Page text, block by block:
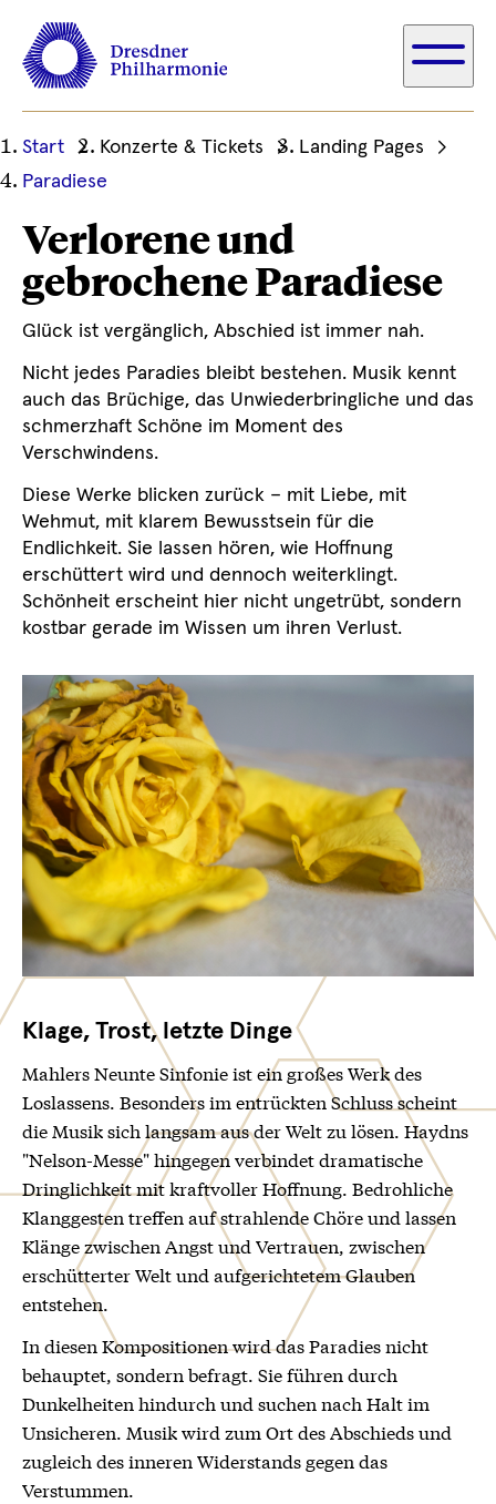
Ihre
aktuelle
Start Konzerte & Tickets
Landing Pages
Paradiese
Verlorene und
gebrochene Paradiese
Glück ist vergänglich, Abschied ist immer nah.
Nicht jedes Paradies bleibt bestehen. Musik kennt
auch das Brüchige, das Unwiederbringliche und das
schmerzhaft Schöne im Moment des
Verschwindens.
Diese Werke blicken zurück – mit Liebe, mit
Wehmut, mit klarem Bewusstsein für die
Endlichkeit. Sie lassen hören, wie Hoffnung
erschüttert wird und dennoch weiterklingt.
Schönheit erscheint hier nicht ungetrübt, sondern
kostbar gerade im Wissen um ihren Verlust.
Klage, Trost, letzte Dinge
Mahlers Neunte Sinfonie ist ein großes Werk des
Loslassens. Besonders im entrückten Schluss scheint
die Musik sich langsam aus der Welt zu lösen. Haydns
"Nelson-Messe" hingegen verbindet dramatische
Dringlichkeit mit kraftvoller Hoffnung. Bedrohliche
Klanggesten treffen auf strahlende Chöre und lassen
Klänge zwischen Angst und Vertrauen, zwischen
erschütterter Welt und aufgerichtetem Glauben
entstehen.
In diesen Kompositionen wird das Paradies nicht
behauptet, sondern befragt. Sie führen durch
Dunkelheiten hindurch und suchen nach Halt im
Unsicheren. Musik wird zum Ort des Abschieds und
zugleich des inneren Widerstands gegen das
Verstummen.